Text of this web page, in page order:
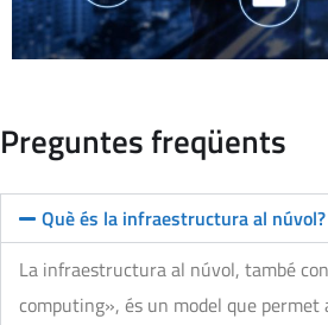
Preguntes freqüents
Què és la infraestructura al núvol?
La infraestructura al núvol, també
computing», és un model que permet